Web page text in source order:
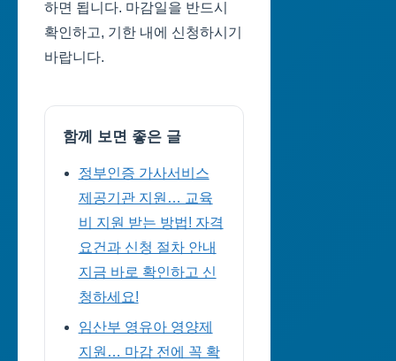
하면 됩니다. 마감일을 반드시
확인하고, 기한 내에 신청하시기
바랍니다.
함께 보면 좋은 글
정부인증 가사서비스
제공기관 지원… 교육
비 지원 받는 방법! 자격
요건과 신청 절차 안내
지금 바로 확인하고 신
청하세요!
임산부 영유아 영양제
지원… 마감 전에 꼭 확